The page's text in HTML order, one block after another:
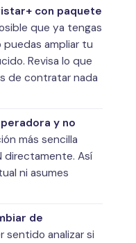
con paquete
que ya tengas
puedas ampliar tu
Revisa lo que
de contratar nada
y no
más sencilla
directamente. Así
ni asumes
de
sentido analizar si